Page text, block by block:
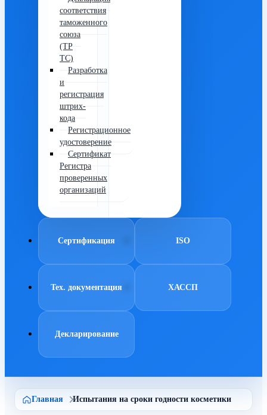
соответствия
таможенного
союза
(ТР
ТС)
Разработка
и
регистрация
штрих-
кода
Регистрационное
удостоверение
Сертификат
Регистра
проверенных
организаций
Сертификация ISO
Тех. документация ХАССП
Декларирование
Главная Испытания на сроки годности косметики